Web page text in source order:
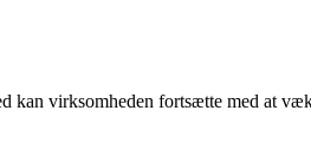
kan virksomheden fortsætte med at